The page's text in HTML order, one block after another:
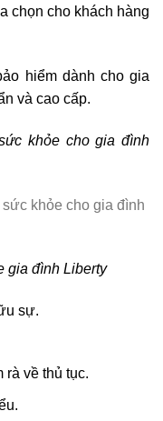
chọn cho khách hàng
hiểm dành cho gia
và cao cấp.
khỏe cho gia đình
gia đình Liberty
sự.
rà về thủ tục.